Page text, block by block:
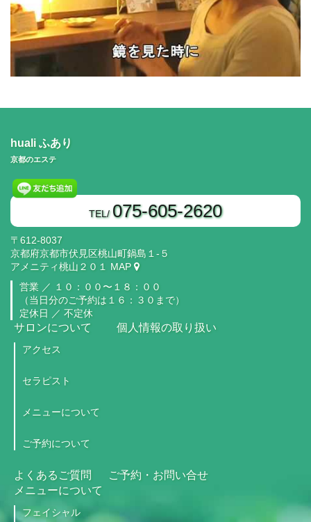
huali ふあり
京都のエステ
TEL/075-605-2620
〒612-8037
京都府京都市伏見区桃山町鍋島１‐５
アメニティ桃山２０１ MAP
営業 ／ １０：００〜１８：００
（当日分のご予約は１６：３０まで）
定休日 ／ 不定休
サロンについて
アクセス
セラピスト
メニューについて
ご予約について
個人情報の取り扱い
よくあるご質問
ご予約・お問い合せ
メニューについて
フェイシャル